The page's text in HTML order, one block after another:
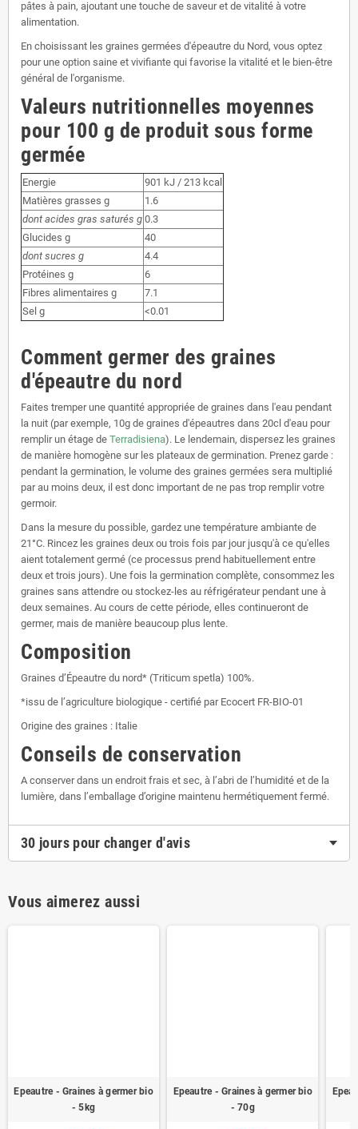
pâtes à pain, ajoutant une touche de saveur et de vitalité à votre
alimentation.
En choisissant les graines germées d'épeautre du Nord, vous optez
pour une option saine et vivifiante qui favorise la vitalité et le bien-être
général de l'organisme.
Valeurs nutritionnelles moyennes
pour 100 g de produit sous forme
germée
Energie
901 kJ / 213 kcal
Matières grasses g
1.6
dont acides gras saturés g 0.3
Glucides g
40
dont sucres g
4.4
Protéines g
6
Fibres alimentaires g
7.1
Sel g
<0.01
Comment germer des graines
d'épeautre du nord
Faites tremper une quantité appropriée de graines dans l'eau pendant
la nuit (par exemple, 10g de graines d'épeautres dans 20cl d'eau pour
remplir un étage de Terradisiena). Le lendemain, dispersez les graines
de manière homogène sur les plateaux de germination. Prenez garde :
pendant la germination, le volume des graines germées sera multiplié
par au moins deux, il est donc important de ne pas trop remplir votre
germoir.
Dans la mesure du possible, gardez une température ambiante de
21°C. Rincez les graines deux ou trois fois par jour jusqu'à ce qu'elles
aient totalement germé (ce processus prend habituellement entre
deux et trois jours). Une fois la germination complète, consommez les
graines sans attendre ou stockez-les au réfrigérateur pendant une à
deux semaines. Au cours de cette période, elles continueront de
germer, mais de manière beaucoup plus lente.
Composition
Graines d’Épeautre du nord* (Triticum spetla) 100%.
*issu de l’agriculture biologique - certifié par Ecocert FR-BIO-01
Origine des graines : Italie
Conseils de conservation
A conserver dans un endroit frais et sec, à l’abri de l’humidité et de la
lumière, dans l’emballage d’origine maintenu hermétiquement fermé.
30 jours pour changer d'avis
Vous aimerez aussi
Epeautre - Graines à germer bio
- 5kg
Epeautre - Graines à germer bio
- 70g